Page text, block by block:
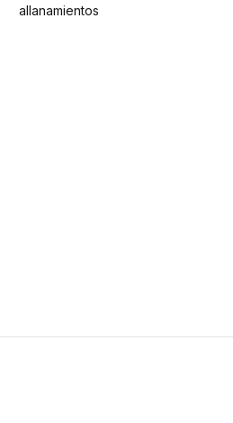
allanamientos